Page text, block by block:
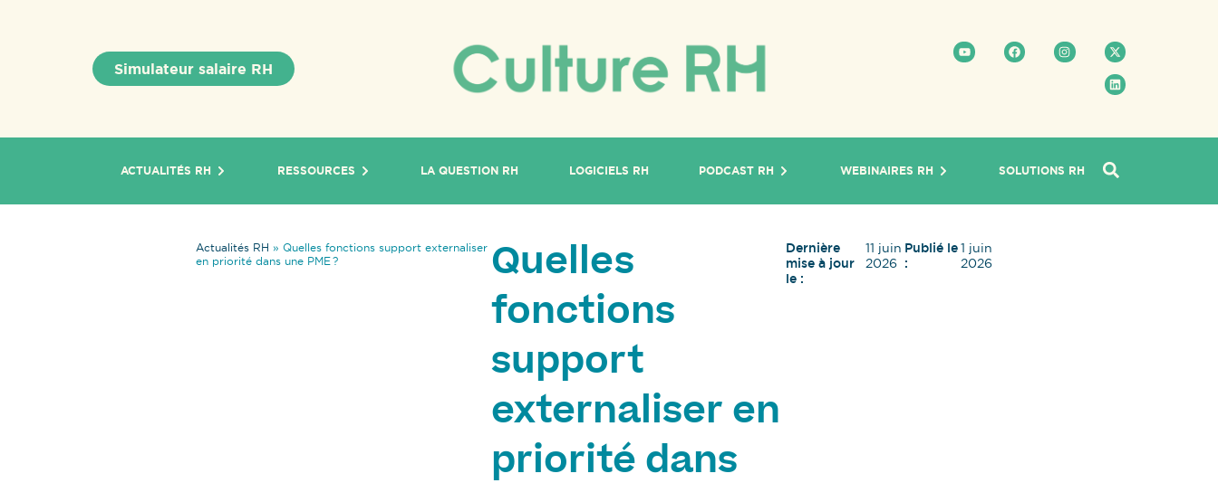
Simulateur salaire RH
ACTUALITÉS RH RESSOURCES LA QUESTION RH LOGICIELS RH PODCAST RH WEBINAIRES RH SOLUTIONS RH
Actualités RH » Quelles fonctions support externaliser
en priorité dans une PME ?
Quelles
fonctions
support
externaliser en
priorité dans
Dernière
mise à jour
le :
11 juin
2026
Publié le
:
1 juin
2026